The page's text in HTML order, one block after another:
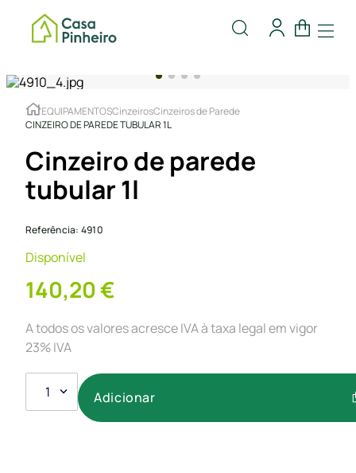
EQUIPAMENTOSCinzeirosCinzeiros de Parede
CINZEIRO DE PAREDE TUBULAR 1L
Cinzeiro de parede
tubular 1l
Referência: 4910
Disponível
140,20€
A todos os valores acresce IVA à taxa legal em vigor
23% IVA
1 Adicionar